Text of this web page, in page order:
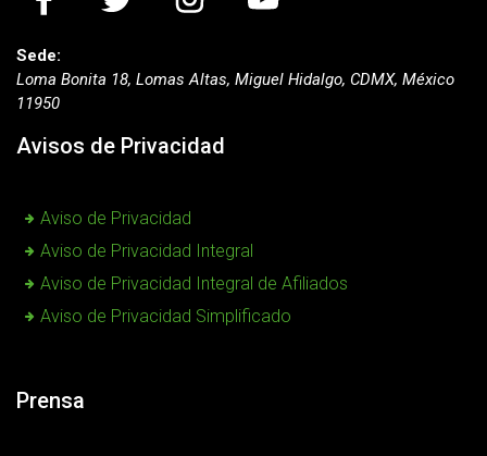
Sede:
Loma Bonita 18, Lomas Altas, Miguel Hidalgo, CDMX, México
11950
Avisos de Privacidad
Aviso de Privacidad
Aviso de Privacidad Integral
Aviso de Privacidad Integral de Afiliados
Aviso de Privacidad Simplificado
Prensa